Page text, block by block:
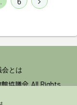
会とは
協議会 All Rights